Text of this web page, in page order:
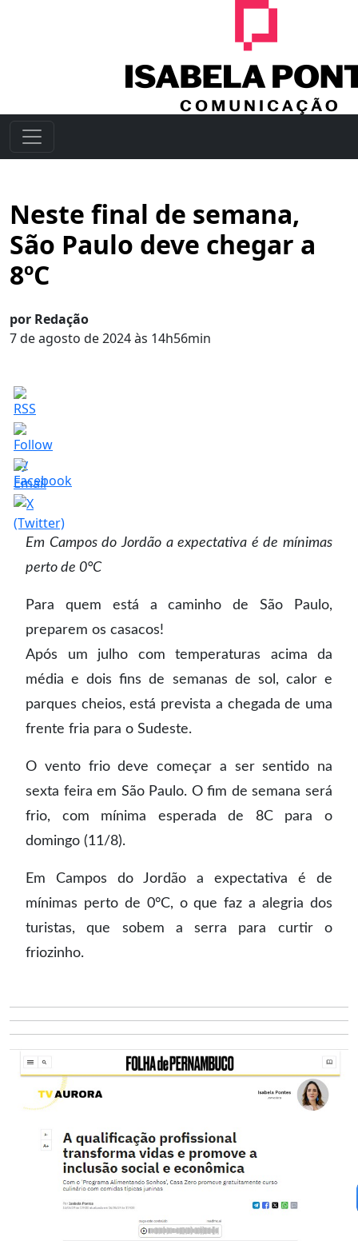
Neste final de semana,
São Paulo deve chegar a
8ºC
por Redação
7 de agosto de 2024 às 14h56min
Em Campos do Jordão a expectativa é de mínimas
perto de 0°C
Para quem está a caminho de São Paulo,
preparem os casacos!
Após um julho com temperaturas acima da
média e dois fins de semanas de sol, calor e
parques cheios, está prevista a chegada de uma
frente fria para o Sudeste.
O vento frio deve começar a ser sentido na
sexta feira em São Paulo. O fim de semana será
frio, com mínima esperada de 8C para o
domingo (11/8).
Em Campos do Jordão a expectativa é de
mínimas perto de 0°C, o que faz a alegria dos
turistas, que sobem a serra para curtir o
friozinho.